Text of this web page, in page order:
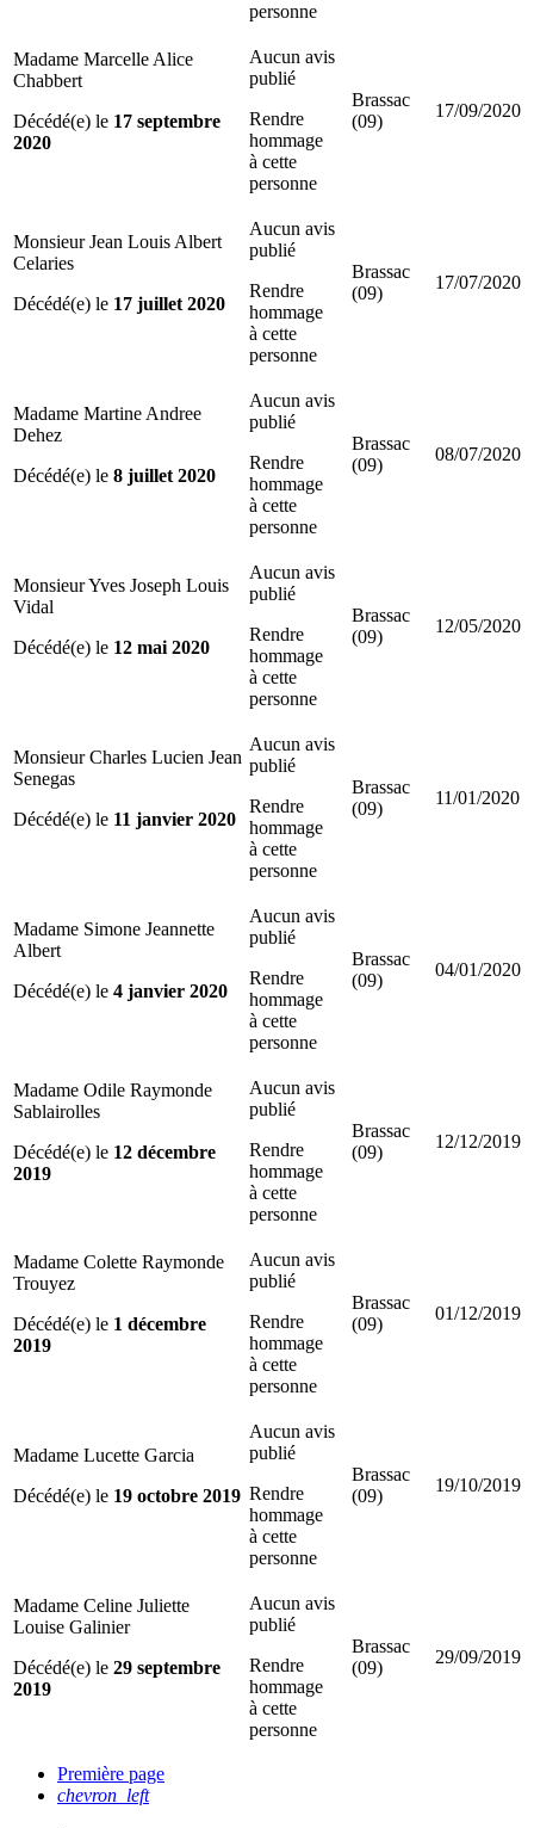
personne
Madame Marcelle Alice
Chabbert
Décédé(e) le 17 septembre
2020
Aucun avis
publié
Rendre
hommage
à cette
personne
Brassac
(09)
17/09/2020
Monsieur Jean Louis Albert
Celaries
Décédé(e) le 17 juillet 2020
Aucun avis
publié
Rendre
hommage
à cette
personne
Brassac
(09)
17/07/2020
Madame Martine Andree
Dehez
Décédé(e) le 8 juillet 2020
Aucun avis
publié
Rendre
hommage
à cette
personne
Brassac
(09)
08/07/2020
Monsieur Yves Joseph Louis
Vidal
Décédé(e) le 12 mai 2020
Aucun avis
publié
Rendre
hommage
à cette
personne
Brassac
(09)
12/05/2020
Monsieur Charles Lucien Jean
Senegas
Décédé(e) le 11 janvier 2020
Aucun avis
publié
Rendre
hommage
à cette
personne
Brassac
(09)
11/01/2020
Madame Simone Jeannette
Albert
Décédé(e) le 4 janvier 2020
Aucun avis
publié
Rendre
hommage
à cette
personne
Brassac
(09)
04/01/2020
Madame Odile Raymonde
Sablairolles
Décédé(e) le 12 décembre
2019
Aucun avis
publié
Rendre
hommage
à cette
personne
Brassac
(09)
12/12/2019
Madame Colette Raymonde
Trouyez
Décédé(e) le 1 décembre
2019
Aucun avis
publié
Rendre
hommage
à cette
personne
Brassac
(09)
01/12/2019
Madame Lucette Garcia
Décédé(e) le 19 octobre 2019
Aucun avis
publié
Rendre
hommage
à cette
personne
Brassac
(09)
19/10/2019
Madame Celine Juliette
Louise Galinier
Décédé(e) le 29 septembre
2019
Aucun avis
publié
Rendre
hommage
à cette
personne
Brassac
(09)
29/09/2019
Première page
chevron_left